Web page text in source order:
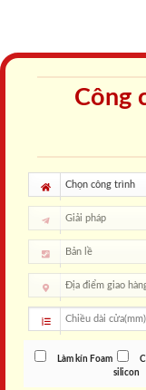
Công
Làm kín Foam
silicon